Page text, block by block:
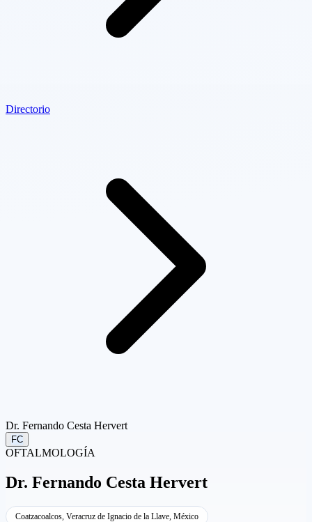
Directorio
Dr. Fernando Cesta Hervert
FC
OFTALMOLOGÍA
Dr. Fernando Cesta Hervert
Coatzacoalcos, Veracruz de Ignacio de la Llave, México